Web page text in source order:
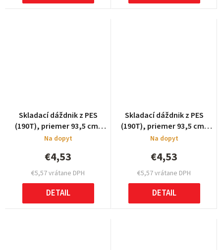
Skladací dáždnik z PES
(190T), priemer 93,5 cm,
Yellow
Na dopyt
€5,57 vrátane DPH
€4,53
DETAIL
Skladací dáždnik z PES
(190T), priemer 93,5 cm,
Blue
Na dopyt
€5,57 vrátane DPH
€4,53
DETAIL